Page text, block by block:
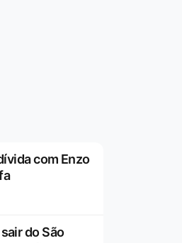
com Enzo
do São